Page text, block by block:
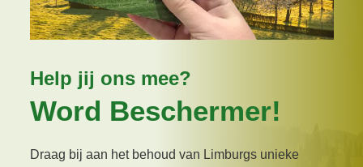
Help jij ons mee?
Word Beschermer!
Draag bij aan het behoud van Limburgs unieke